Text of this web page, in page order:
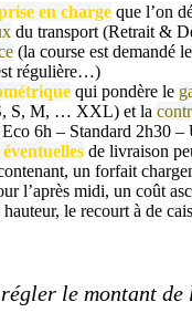
en charge que l’on
du transport (Retrait &
(la course est demandé
régulière…)
qui pondère le
S, M, … XXL) et la
6h – Standard 2h30 –
de livraison
un forfait
l’après midi, un coût
le recourt à de
le montant de